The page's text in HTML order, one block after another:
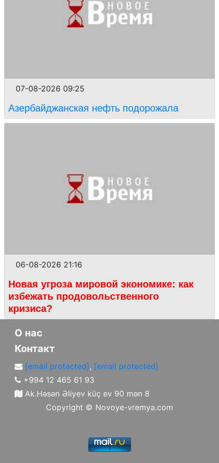
07-08-2026 09:25
Азербайджанская нефть подорожала
06-08-2026 21:16
Новая угроза мировой экономике: как
избежать продовольственного
кризиса?
О нас
Контакт
[email protected], [email protected]
+994 12 465 61 93
Ak.Həsən Əliyev küç ev 90 mən 8
Copyright © Novoye-vremya.com